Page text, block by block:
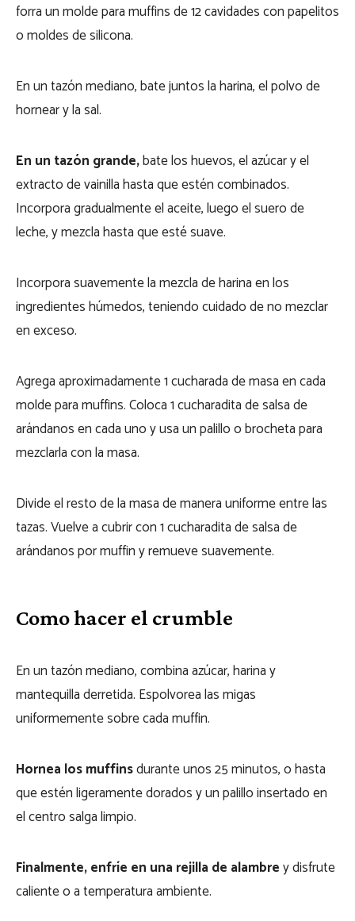
forra un molde para muffins de 12 cavidades con papelitos
o moldes de silicona.
En un tazón mediano, bate juntos la harina, el polvo de
hornear y la sal.
En un tazón grande,bate los huevos, el azúcar y el
extracto de vainilla hasta que estén combinados.
Incorpora gradualmente el aceite, luego el suero de
leche, y mezcla hasta que esté suave.
Incorpora suavemente la mezcla de harina en los
ingredientes húmedos, teniendo cuidado de no mezclar
en exceso.
Agrega aproximadamente 1 cucharada de masa en cada
molde para muffins. Coloca 1 cucharadita de salsa de
arándanos en cada uno y usa un palillo o brocheta para
mezclarla con la masa.
Divide el resto de la masa de manera uniforme entre las
tazas. Vuelve a cubrir con 1 cucharadita de salsa de
arándanos por muffin y remueve suavemente.
Como hacer el crumble
En un tazón mediano, combina azúcar, harina y
mantequilla derretida. Espolvorea las migas
uniformemente sobre cada muffin.
Hornea los muffinsdurante unos 25 minutos, o hasta
que estén ligeramente dorados y un palillo insertado en
el centro salga limpio.
Finalmente, enfríe en una rejilla de alambrey disfrute
caliente o a temperatura ambiente.